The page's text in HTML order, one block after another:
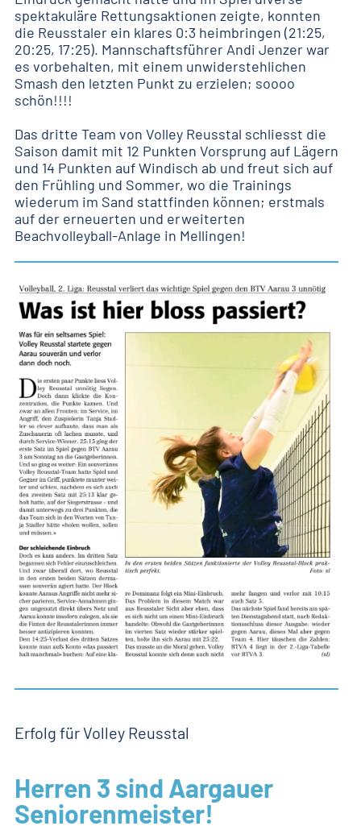
spektakuläre Rettungsaktionen zeigte, konnten
die Reusstaler ein klares 0:3 heimbringen (21:25,
20:25, 17:25). Mannschaftsführer Andi Jenzer war
es vorbehalten, mit einem unwiderstehlichen
Smash den letzten Punkt zu erzielen; soooo
schön!!!!
Das dritte Team von Volley Reusstal schliesst die
Saison damit mit 12 Punkten Vorsprung auf Lägern
und 14 Punkten auf Windisch ab und freut sich auf
den Frühling und Sommer, wo die Trainings
wiederum im Sand stattfinden können; erstmals
auf der erneuerten und erweiterten
Beachvolleyball-Anlage in Mellingen!
Erfolg für Volley Reusstal
Herren 3 sind Aargauer
Seniorenmeister!